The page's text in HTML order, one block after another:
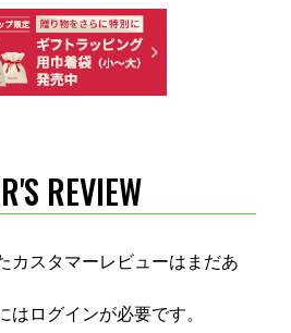
REVIEW
カスタマーレビューはまだあ
は ログインが必要です。